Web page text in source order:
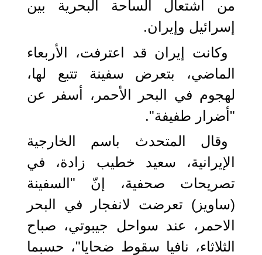
من اشتعال الساحة البحرية بين
إسرائيل وإيران.
وكانت إيران قد اعترفت، الأربعاء
الماضي، بتعرض سفينة تتبع لها،
لهجوم في البحر الأحمر، أسفر عن
"أضرار طفيفة".
وقال المتحدث باسم الخارجية
الإيرانية، سعيد خطيب زادة، في
تصريحات صحفية، إنّ "السفينة
(ساويز) تعرضت لانفجار في البحر
الاحمر، عند سواحل جيبوتي، صباح
الثلاثاء، نافيا سقوط ضحايا"، حسبما